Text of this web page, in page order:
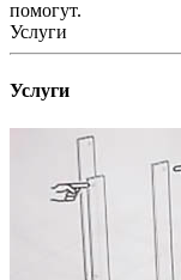
помогут.
Услуги
Услуги